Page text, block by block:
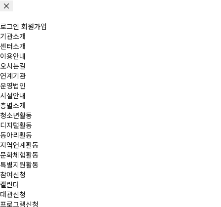
로그인 회원가입
기관소개
센터소개
이용안내
오시는길
연계기관
운영법인
시설안내
층별소개
청소년활동
디지털활동
동아리활동
지역연계활동
문화체험활동
특별지원활동
참여신청
캘린더
대관신청
프로그램신청